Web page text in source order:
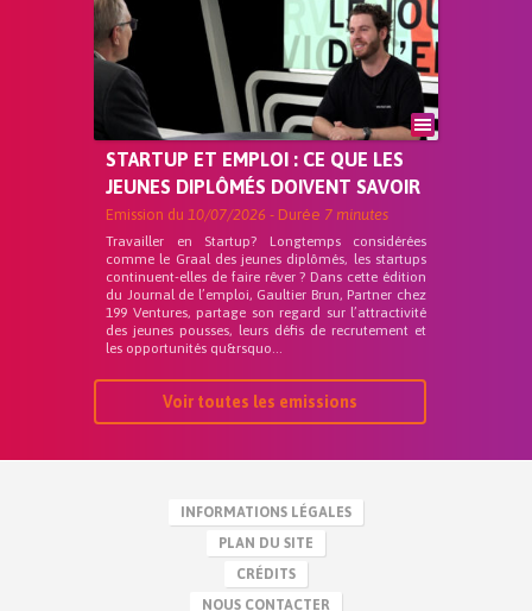
STARTUP ET EMPLOI : CE QUE LES
JEUNES DIPLÔMÉS DOIVENT SAVOIR
Emission du 10/07/2026 - Durée 7 minutes
Travailler en Startup? Longtemps considérées
comme le Graal des jeunes diplômés, les startups
continuent-elles de faire rêver ? Dans cette édition
du Journal de l’emploi, Gaultier Brun, Partner chez
199 Ventures, partage son regard sur l’attractivité
des jeunes pousses, leurs défis de recrutement et
les opportunités qu&rsquo...
Voir toutes les emissions
INFORMATIONS LÉGALES
PLAN DU SITE
CRÉDITS
NOUS CONTACTER